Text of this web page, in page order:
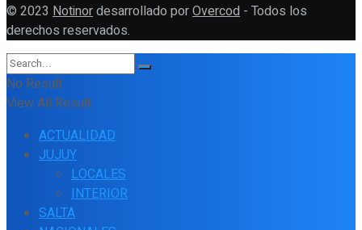
© 2023 Notinordesarrollado porOvercod - Todos los
derechos reservados.
No Result
View All Result
ACTUALIDAD
JUJUY
LOCALES
INTERIOR
SALTA